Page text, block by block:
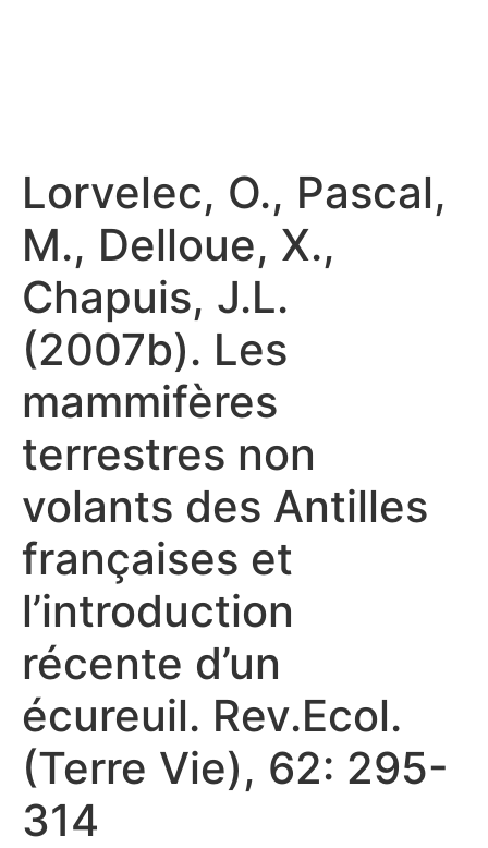
Lorvelec, O., Pascal,
M., Delloue, X.,
Chapuis, J.L.
(2007b). Les
mammifères
terrestres non
volants des Antilles
françaises et
l’introduction
récente d’un
écureuil. Rev.Ecol.
(Terre Vie), 62: 295-
314